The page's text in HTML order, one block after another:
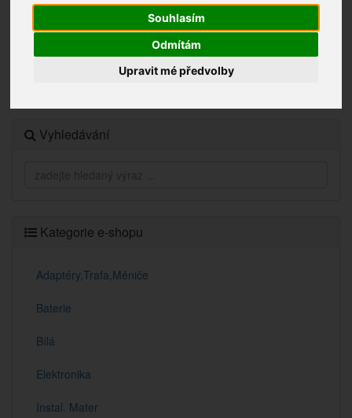
Souhlasím
Odmítám
Upravit mé předvolby
Výprodej
Vyhledávání
Kategorie e-shopu
Adaptéry,Trafa,Měniče
Baterie
Bílá
Elektronika
Instal. Mater